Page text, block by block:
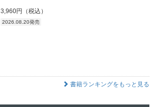
3,960円（税込）
2026.08.20発売
書籍ランキングをもっと見る